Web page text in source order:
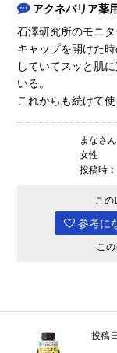
アクネバリア薬
石澤研究所のモニ
キャップを開けた
していてスッと肌
いる。
これからも続けて
まなさ
女性
投稿時
この
参考に
こ
投稿